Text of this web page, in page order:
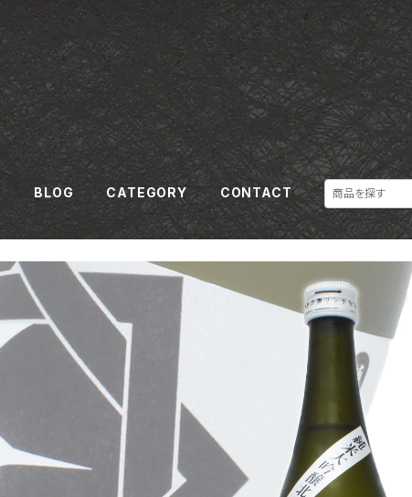
BLOG CATEGORY CONTACT